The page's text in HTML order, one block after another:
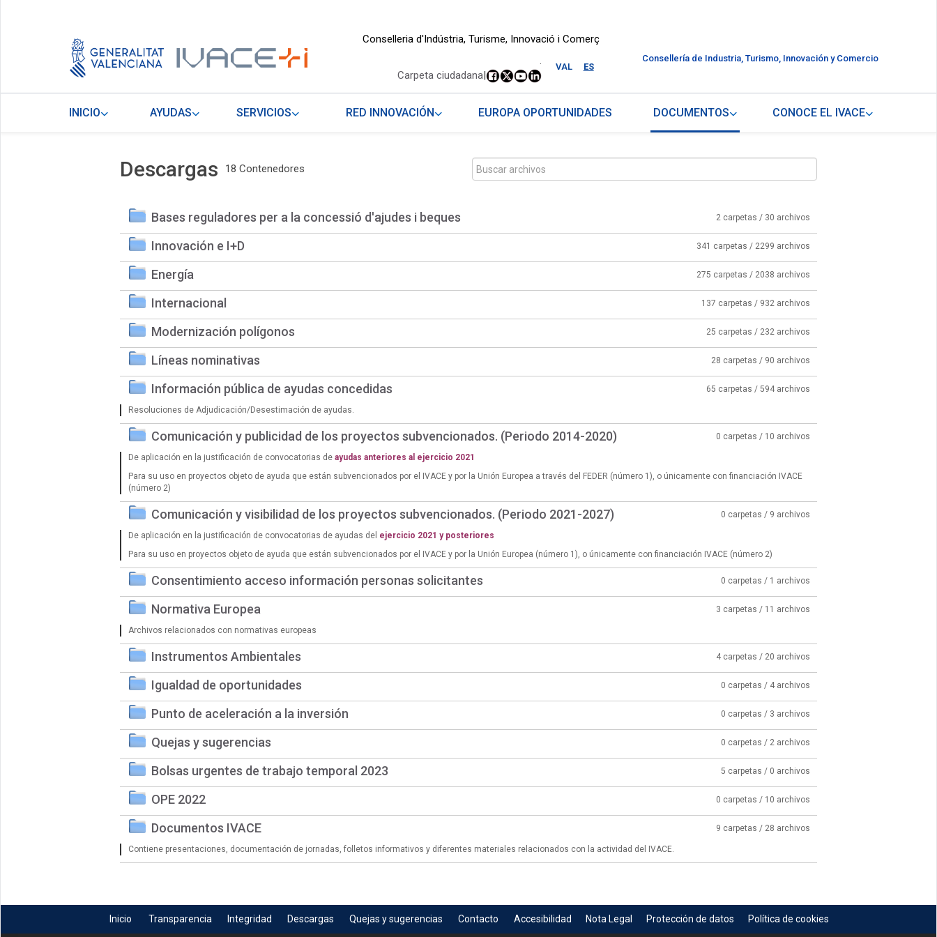
Conselleria d'Indústria, Turisme, Innovació i Comerç
VAL ES
.
Carpeta ciudadana|
Consellería de Industria, Turismo, Innovación y Comercio
INICIO AYUDAS SERVICIOS RED INNOVACIÓN EUROPA OPORTUNIDADES DOCUMENTOS CONOCE EL IVACE
Descargas 18 Contenedores
Bases reguladores per a la concessió d'ajudes i beques 2 carpetas / 30 archivos
Innovación e I+D 341 carpetas / 2299 archivos
Energía 275 carpetas / 2038 archivos
Internacional 137 carpetas / 932 archivos
Modernización polígonos 25 carpetas / 232 archivos
Líneas nominativas 28 carpetas / 90 archivos
Información pública de ayudas concedidas 65 carpetas / 594 archivos
Resoluciones de Adjudicación/Desestimación de ayudas.
Comunicación y publicidad de los proyectos subvencionados. (Periodo 2014-2020) 0 carpetas / 10 archivos
De aplicación en la justificación de convocatorias de ayudas anteriores al ejercicio 2021
Para su uso en proyectos objeto de ayuda que están subvencionados por el IVACE y por la Unión Europea a través del FEDER (número 1), o únicamente con financiación IVACE
(número 2)
Comunicación y visibilidad de los proyectos subvencionados. (Periodo 2021-2027) 0 carpetas / 9 archivos
De aplicación en la justificación de convocatorias de ayudas del ejercicio 2021 y posteriores
Para su uso en proyectos objeto de ayuda que están subvencionados por el IVACE y por la Unión Europea (número 1), o únicamente con financiación IVACE (número 2)
Consentimiento acceso información personas solicitantes 0 carpetas / 1 archivos
Normativa Europea 3 carpetas / 11 archivos
Archivos relacionados con normativas europeas
Instrumentos Ambientales 4 carpetas / 20 archivos
Igualdad de oportunidades 0 carpetas / 4 archivos
Punto de aceleración a la inversión 0 carpetas / 3 archivos
Quejas y sugerencias 0 carpetas / 2 archivos
Bolsas urgentes de trabajo temporal 2023 5 carpetas / 0 archivos
OPE 2022 0 carpetas / 10 archivos
Documentos IVACE 9 carpetas / 28 archivos
Contiene presentaciones, documentación de jornadas, folletos informativos y diferentes materiales relacionados con la actividad del IVACE.
Inicio Transparencia Integridad Descargas Quejas y sugerencias Contacto Accesibilidad Nota Legal Protección de datos Política de cookies